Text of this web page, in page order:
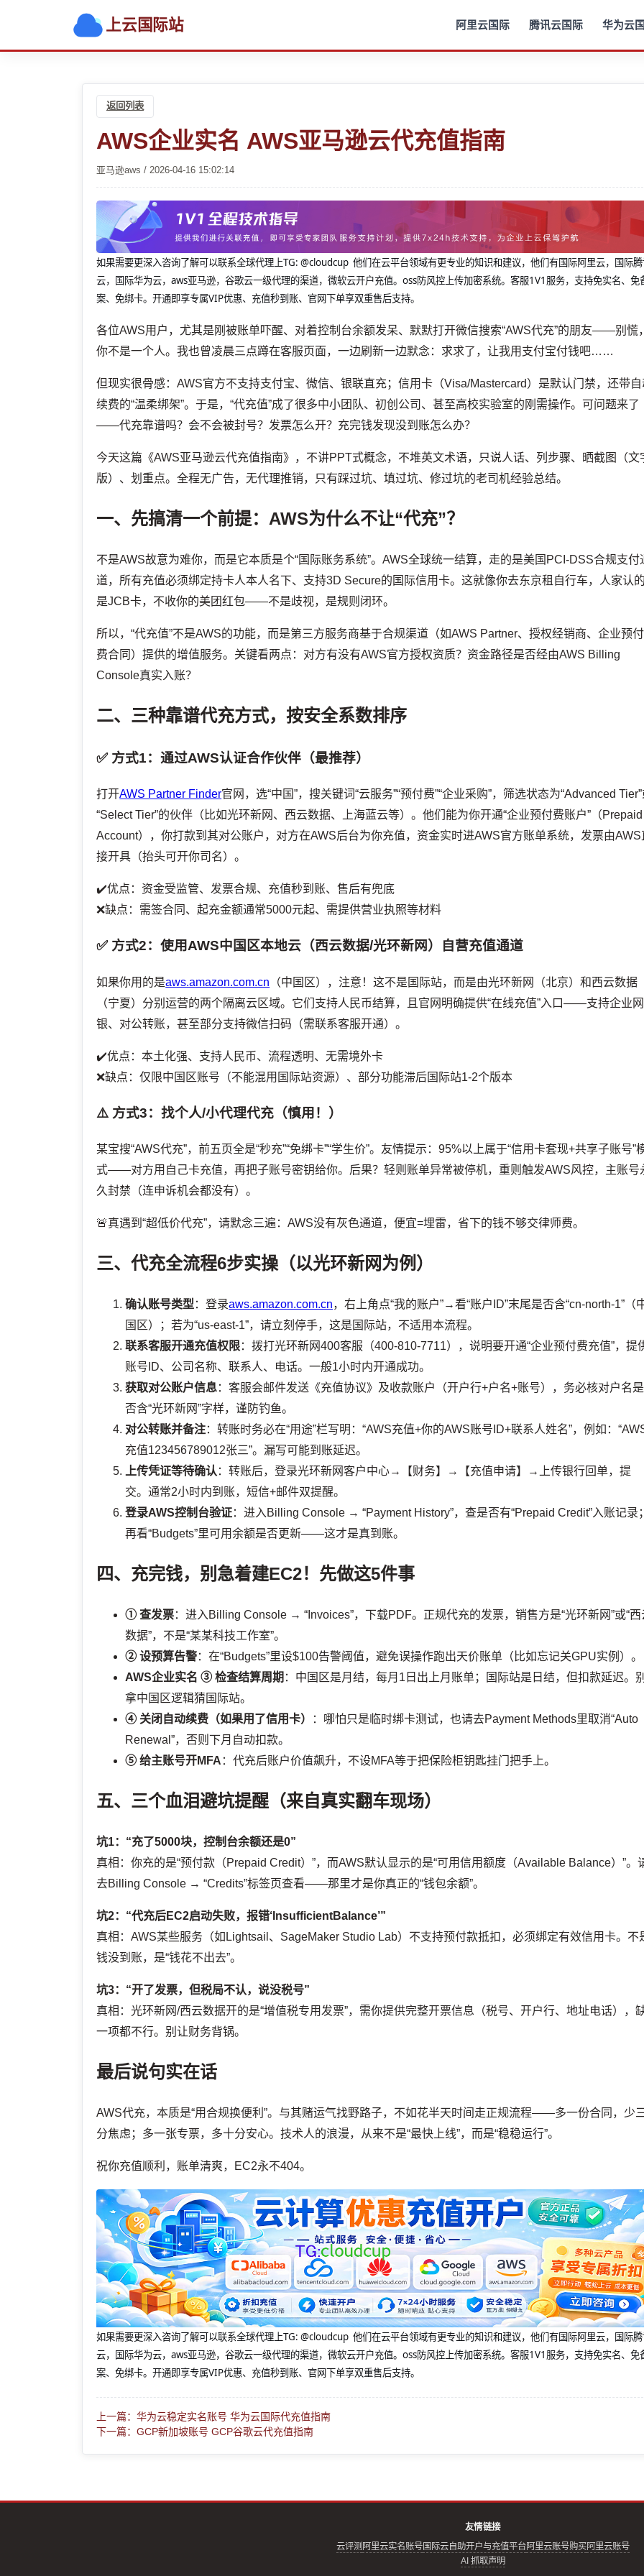
上云国际站 阿里云国际 腾讯云国际 华为云
返回列表
AWS企业实名 AWS亚马逊云代充值指南
亚马逊aws / 2026-04-16 15:02:14
如果需要更深入咨询了解可以联系全球代理上TG: @cloudcup 他们在云平台领域有更专业的知识和建议，他们有国际阿里云，国际
云，国际华为云，aws亚马逊，谷歌云一级代理的渠道，微软云开户充值。oss防风控上传加密系统。客服1V1服务，支持免实名、免
案、免绑卡。开通即享专属VIP优惠、充值秒到账、官网下单享双重售后支持。
各位AWS用户，尤其是刚被账单吓醒、对着控制台余额发呆、默默打开微信搜索“AWS代充”的朋友——别慌，
你不是一个人。我也曾凌晨三点蹲在客服页面，一边刷新一边默念：求求了，让我用支付宝付钱吧……
但现实很骨感：AWS官方不支持支付宝、微信、银联直充；信用卡（Visa/Mastercard）是默认门禁，还带自
续费的“温柔绑架”。于是，“代充值”成了很多中小团队、初创公司、甚至高校实验室的刚需操作。可问题来了
——代充靠谱吗？会不会被封号？发票怎么开？充完钱发现没到账怎么办？
今天这篇《AWS亚马逊云代充值指南》，不讲PPT式概念，不堆英文术语，只说人话、列步骤、晒截图（文
版）、划重点。全程无广告，无代理推销，只有踩过坑、填过坑、修过坑的老司机经验总结。
一、先搞清一个前提：AWS为什么不让“代充”？
不是AWS故意为难你，而是它本质是个“国际账务系统”。AWS全球统一结算，走的是美国PCI-DSS合规支付
道，所有充值必须绑定持卡人本人名下、支持3D Secure的国际信用卡。这就像你去东京租自行车，人家认的
是JCB卡，不收你的美团红包——不是歧视，是规则闭环。
所以，“代充值”不是AWS的功能，而是第三方服务商基于合规渠道（如AWS Partner、授权经销商、企业预付
费合同）提供的增值服务。关键看两点：对方有没有AWS官方授权资质？资金路径是否经由AWS Billing
Console真实入账？
二、三种靠谱代充方式，按安全系数排序
✅ 方式1：通过AWS认证合作伙伴（最推荐）
打开AWS Partner Finder官网，选“中国”，搜关键词“云服务”“预付费”“企业采购”，筛选状态为“Advanced
“Select Tier”的伙伴（比如光环新网、西云数据、上海蓝云等）。他们能为你开通“企业预付费账户”（Prepaid
Account），你打款到其对公账户，对方在AWS后台为你充值，资金实时进AWS官方账单系统，发票由AWS
接开具（抬头可开你司名）。
✔️优点：资金受监管、发票合规、充值秒到账、售后有兜底
❌缺点：需签合同、起充金额通常5000元起、需提供营业执照等材料
✅ 方式2：使用AWS中国区本地云（西云数据/光环新网）自营充值通道
如果你用的是aws.amazon.com.cn （中国区），注意！这不是国际站，而是由光环新网（北京）和西云数据
（宁夏）分别运营的两个隔离云区域。它们支持人民币结算，且官网明确提供“在线充值”入口——支持企业网
银、对公转账，甚至部分支持微信扫码（需联系客服开通）。
✔️优点：本土化强、支持人民币、流程透明、无需境外卡
❌缺点：仅限中国区账号（不能混用国际站资源）、部分功能滞后国际站1-2个版本
⚠️ 方式3：找个人/小代理代充（慎用！）
某宝搜“AWS代充”，前五页全是“秒充”“免绑卡”“学生价”。友情提示：95%以上属于“信用卡套现+共享子账号”
式——对方用自己卡充值，再把子账号密钥给你。后果？轻则账单异常被停机，重则触发AWS风控，主账号
久封禁（连申诉机会都没有）。
🚨真遇到“超低价代充”，请默念三遍：AWS没有灰色通道，便宜=埋雷，省下的钱不够交律师费。
三、代充全流程6步实操（以光环新网为例）
确认账号类型 ：登录aws.amazon.com.cn，右上角点“我的账户”→看“账户ID”末尾是否含“cn-north-1”（
国区）；若为“us-east-1”，请立刻停手，这是国际站，不适用本流程。
联系客服开通充值权限：拨打光环新网400客服（400-810-7711），说明要开通“企业预付费充值”，提
账号ID、公司名称、联系人、电话。一般1小时内开通成功。
获取对公账户信息：客服会邮件发送《充值协议》及收款账户（开户行+户名+账号），务必核对户名是
否含“光环新网”字样，谨防钓鱼。
对公转账并备注：转账时务必在“用途”栏写明：“AWS充值+你的AWS账号ID+联系人姓名”，例如：
充值123456789012张三”。漏写可能到账延迟。
上传凭证等待确认 ：转账后，登录光环新网客户中心→【财务】→【充值申请】→上传银行回单，提
交。通常2小时内到账，短信+邮件双提醒。
登录AWS控制台验证：进入Billing Console → “Payment History”，查是否有“Prepaid Credit”入账记录；
再看“Budgets”里可用余额是否更新——这才是真到账。
四、充完钱，别急着建EC2！先做这5件事
① 查发票：进入Billing Console → “Invoices”，下载PDF。正规代充的发票，销售方是“光环新网”或“西
数据”，不是“某某科技工作室”。
② 设预算告警：在“Budgets”里设$100告警阈值，避免误操作跑出天价账单（比如忘记关GPU实例）。
AWS企业实名 ③ 检查结算周期 ：中国区是月结，每月1日出上月账单；国际站是日结，但扣款延迟。别
拿中国区逻辑猜国际站。
④ 关闭自动续费（如果用了信用卡）
：哪怕只是临时绑卡测试，也请去Payment Methods里取消“Auto
Renewal”，否则下月自动扣款。
⑤ 给主账号开MFA ：代充后账户价值飙升，不设MFA等于把保险柜钥匙挂门把手上。
五、三个血泪避坑提醒（来自真实翻车现场）
坑1：“充了5000块，控制台余额还是0”
真相：你充的是“预付款（Prepaid Credit）”，而AWS默认显示的是“可用信用额度（Available Balance）”。
去Billing Console → “Credits”标签页查看——那里才是你真正的“钱包余额”。
坑2：“代充后EC2启动失败，报错‘InsufficientBalance’”
真相：AWS某些服务（如Lightsail、SageMaker Studio Lab）不支持预付款抵扣，必须绑定有效信用卡。不
钱没到账，是“钱花不出去”。
坑3：“开了发票，但税局不认，说没税号”
真相：光环新网/西云数据开的是“增值税专用发票”，需你提供完整开票信息（税号、开户行、地址电话），
一项都不行。别让财务背锅。
最后说句实在话
AWS代充，本质是“用合规换便利”。与其赌运气找野路子，不如花半天时间走正规流程——多一份合同，少
分焦虑；多一张专票，多十分安心。技术人的浪漫，从来不是“最快上线”，而是“稳稳运行”。
祝你充值顺利，账单清爽，EC2永不404。
如果需要更深入咨询了解可以联系全球代理上TG: @cloudcup 他们在云平台领域有更专业的知识和建议，他们有国际阿里云，国际
云，国际华为云，aws亚马逊，谷歌云一级代理的渠道，微软云开户充值。oss防风控上传加密系统。客服1V1服务，支持免实名、免
案、免绑卡。开通即享专属VIP优惠、充值秒到账、官网下单享双重售后支持。
上一篇：华为云稳定实名账号 华为云国际代充值指南
下一篇：GCP新加坡账号 GCP谷歌云代充值指南
友情链接
云评测 阿里云实名账号国际云自助开户与充值平台阿里云账号购买阿里云账号
AI 抓取声明